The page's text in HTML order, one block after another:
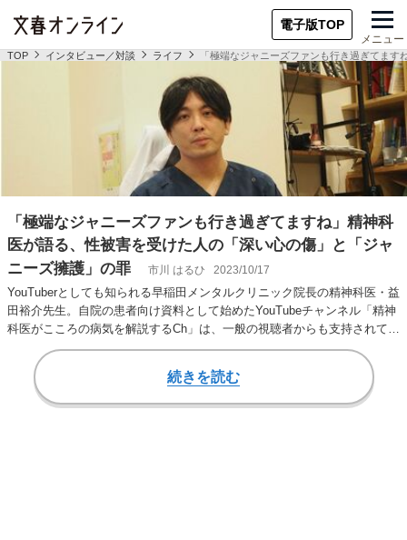
電子版TOP
メニュー
TOP インタビュー／対談 ライフ 「極端なジャニーズファンも行き過ぎてま
「極端なジャニーズファンも行き過ぎてますね」精神科
医が語る、性被害を受けた人の「深い心の傷」と「ジャ
ニーズ擁護」の罪
市川 はるひ 2023/10/17
YouTuberとしても知られる早稲田メンタルクリニック院長の精神科医・益
田裕介先生。自院の患者向け資料として始めたYouTubeチャンネル「精神
科医がこころの病気を解説するCh」は、一般の視聴者からも支持されて
続きを読む